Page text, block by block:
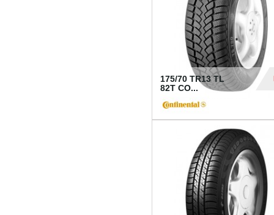
175/70 TR13 TL
82T CO...